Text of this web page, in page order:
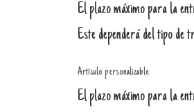
El plazo máximo para la
Este dependerá del tipo de
Artículo personalizable
El plazo máximo para la